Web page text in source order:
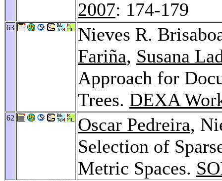
2007: 174-179
63
Nieves R.
Fariña, Susana
Approach for
Trees. DEXA
62 Oscar Pedreira,
Selection of
Metric Spaces.